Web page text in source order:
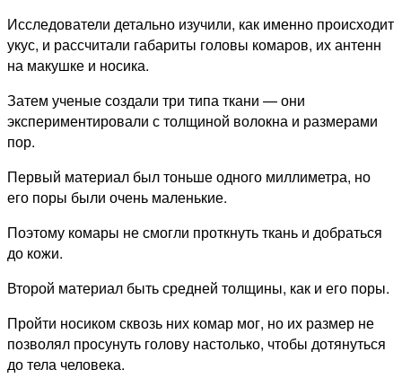
Исследователи детально изучили, как именно происходит
укус, и рассчитали габариты головы комаров, их антенн
на макушке и носика.
Затем ученые создали три типа ткани — они
экспериментировали с толщиной волокна и размерами
пор.
Первый материал был тоньше одного миллиметра, но
его поры были очень маленькие.
Поэтому комары не смогли проткнуть ткань и добраться
до кожи.
Второй материал быть средней толщины, как и его поры.
Пройти носиком сквозь них комар мог, но их размер не
позволял просунуть голову настолько, чтобы дотянуться
до тела человека.